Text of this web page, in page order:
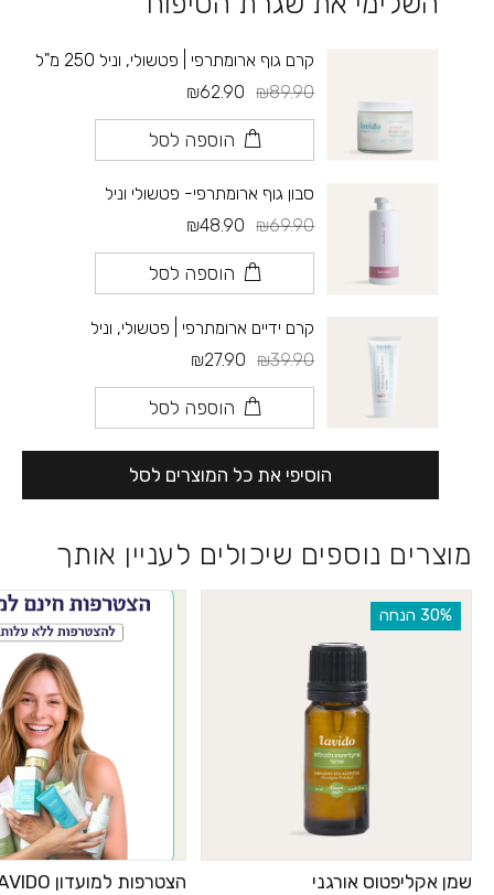
קרם גוף ארומתרפי | פטשולי, וניל 250 מ"ל
₪89.90
₪62.90
הוספה לסל
סבון גוף ארומתרפי- פטשולי וניל
₪69.90
₪48.90
הוספה לסל
קרם ידיים ארומתרפי | פטשולי, וניל
₪39.90
₪27.90
הוספה לסל
הוסיפי את כל המוצרים לסל
מוצרים נוספים שיכולים לעניין אותך
‫30% הנחה
שמן אקליפטוס אורגני
הצטרפות למועדון LAVIDO